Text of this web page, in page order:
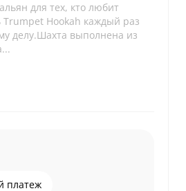
для тех, кто любит
Hookah каждый раз
делу.Шахта выполнена из
платеж